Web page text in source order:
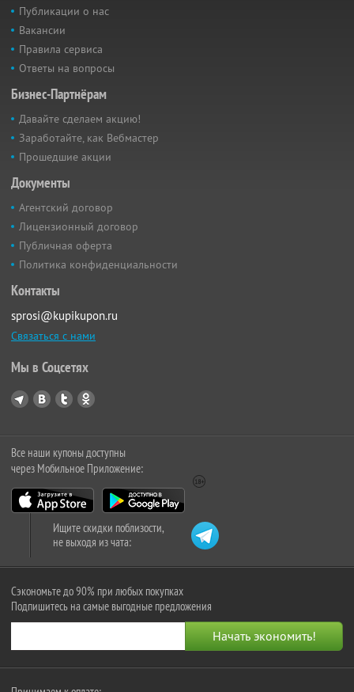
Публикации о нас
Вакансии
Правила сервиса
Ответы на вопросы
Бизнес-Партнёрам
Давайте сделаем акцию!
Заработайте, как Вебмастер
Прошедшие акции
Документы
Агентский договор
Лицензионный договор
Публичная оферта
Политика конфиденциальности
Контакты
sprosi@kupikupon.ru
Связаться с нами
Мы в Соцсетях
Все наши купоны доступны
через Мобильное Приложение:
Ищите скидки поблизости,
не выходя из чата:
Сэкономьте до 90% при любых покупках
Подпишитесь на самые выгодные предложения